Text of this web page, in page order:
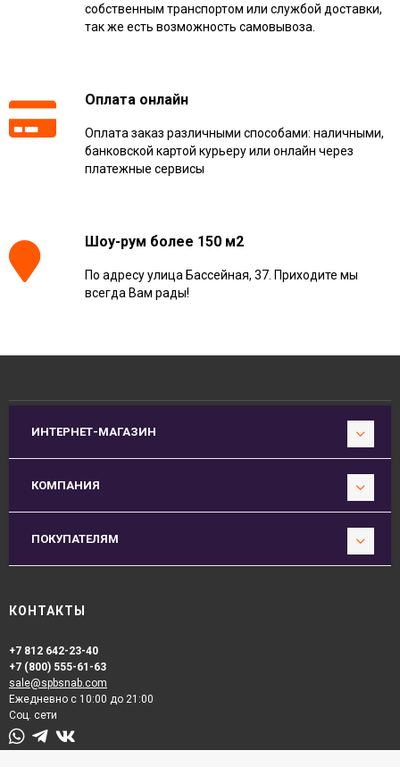
собственным транспортом или службой доставки,
так же есть возможность самовывоза.
Оплата онлайн
Оплата заказ различными способами: наличными,
банковской картой курьеру или онлайн через
платежные сервисы
Шоу-рум более 150 м2
По адресу улица Бассейная, 37. Приходите мы
всегда Вам рады!
ИНТЕРНЕТ-МАГАЗИН
КОМПАНИЯ
ПОКУПАТЕЛЯМ
КОНТАКТЫ
+7 812 642-23-40
+7 (800) 555-61-63
sale@spbsnab.com
Ежедневно с 10:00 до 21:00
Соц. сети